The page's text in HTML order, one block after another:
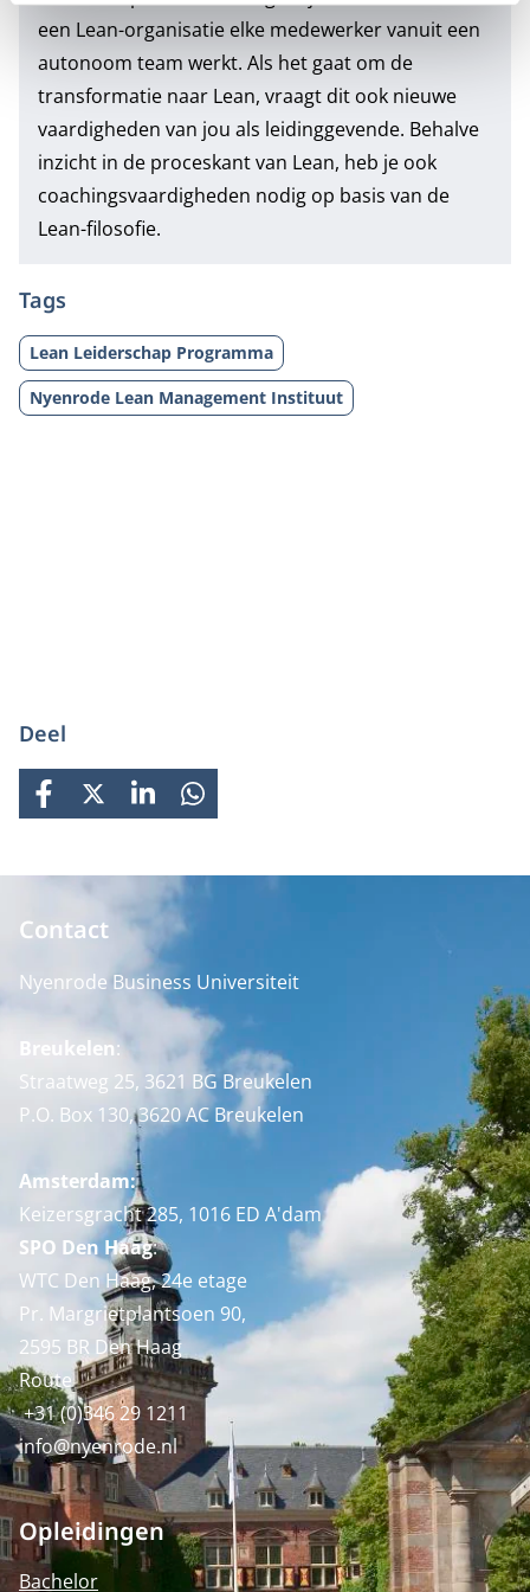
een Lean-organisatie elke medewerker vanuit een
autonoom team werkt. Als het gaat om de
transformatie naar Lean, vraagt dit ook nieuwe
vaardigheden van jou als leidinggevende. Behalve
inzicht in de proceskant van Lean, heb je ook
coachingsvaardigheden nodig op basis van de
Lean-filosofie.
Tags
Lean Leiderschap Programma
Nyenrode Lean Management Instituut
Deel
FACEBOOK
X LINKEDINWHATSAPP
Contact
Nyenrode Business Universiteit
Breukelen:
Straatweg 25, 3621 BG Breukelen
P.O. Box 130, 3620 AC Breukelen
Amsterdam:
Keizersgracht 285, 1016 ED A'dam
SPO Den Haag:
WTC Den Haag, 24e etage
Pr. Margrietplantsoen 90,
2595 BR Den Haag
Route
+31 (0)346 29 1211
info@nyenrode.nl
Opleidingen
Bachelor